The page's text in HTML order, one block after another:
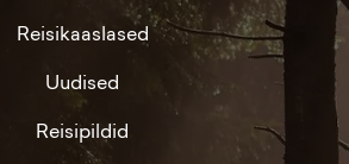
Reisikaaslased
Uudised
Reisipildid